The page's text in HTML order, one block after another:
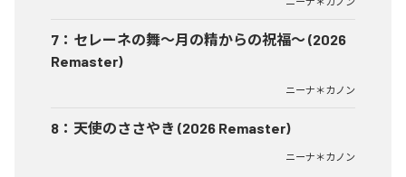
7 ： セレーネの舞〜月の精からの祝福〜 (2026
Remaster)
ニーナ＊カノン
8 ： 天使のささやき (2026 Remaster)
ニーナ＊カノン